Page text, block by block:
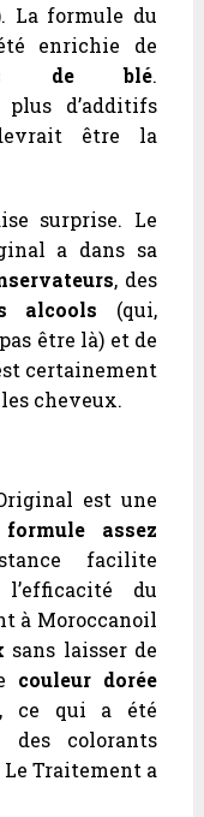
La formule du
enrichie de
de blé.
d’additifs
être la
surprise. Le
a dans sa
, des
alcools (qui,
être là) et de
certainement
cheveux.
est une
formule assez
facilite
du
à Moroccanoil
sans laisser de
couleur dorée
ce qui a été
colorants
Traitement a